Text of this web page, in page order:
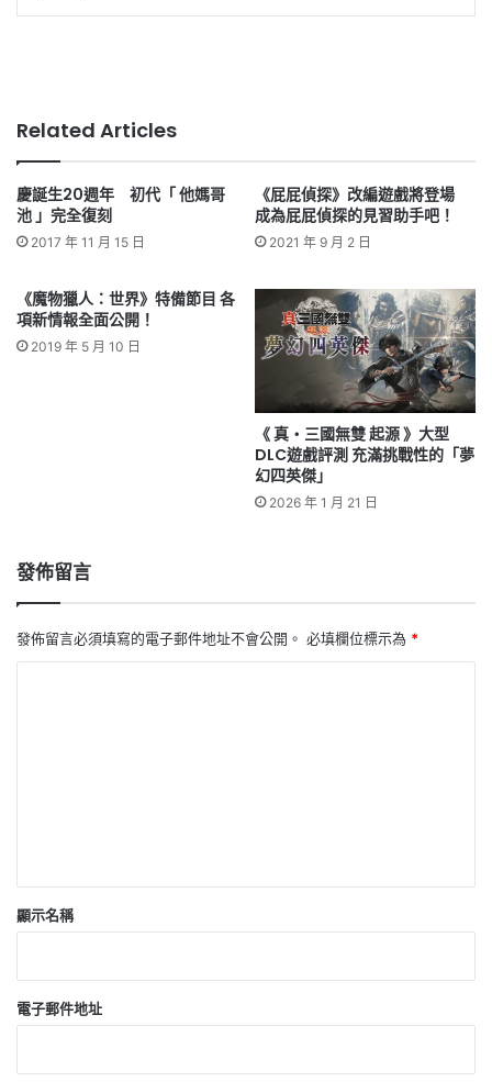
Related Articles
慶誕生20週年 初代「 他媽哥
池 」完全復刻
2017 年 11 月 15 日
《屁屁偵探》改編遊戲將登場
成為屁屁偵探的見習助手吧！
2021 年 9 月 2 日
《魔物獵人：世界》特備節目 各
項新情報全面公開！
2019 年 5 月 10 日
《 真‧三國無雙 起源 》大型
DLC遊戲評測 充滿挑戰性的「夢
幻四英傑」
2026 年 1 月 21 日
發佈留言
發佈留言必須填寫的電子郵件地址不會公開。 必填欄位標示為 *
顯示名稱
電子郵件地址